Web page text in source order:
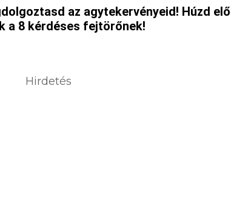
az agytekervényeid! Húzd
a 8 kérdéses fejtörőnek!
Hirdetés